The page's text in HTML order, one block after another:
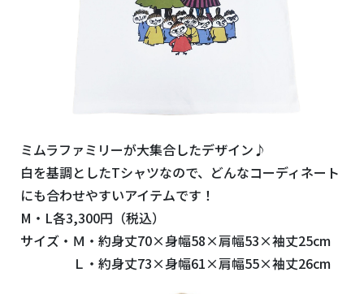
ミムラファミリーが大集合したデザイン♪
白を基調としたTシャツなので、どんなコーディネート
にも合わせやすいアイテムです！
M・L各3,300円（税込）
サイズ・Ｍ・約身丈70×身幅58×肩幅53×袖丈25cm
Ｌ・約身丈73×身幅61×肩幅55×袖丈26cm